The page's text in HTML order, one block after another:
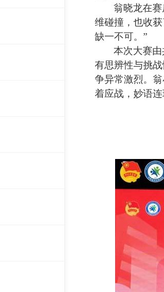
翁晓龙在赛
维碰撞，也收
缺一不可。 ”
本次大赛
有思辨性与挑
争异常激烈。
着应战，妙语